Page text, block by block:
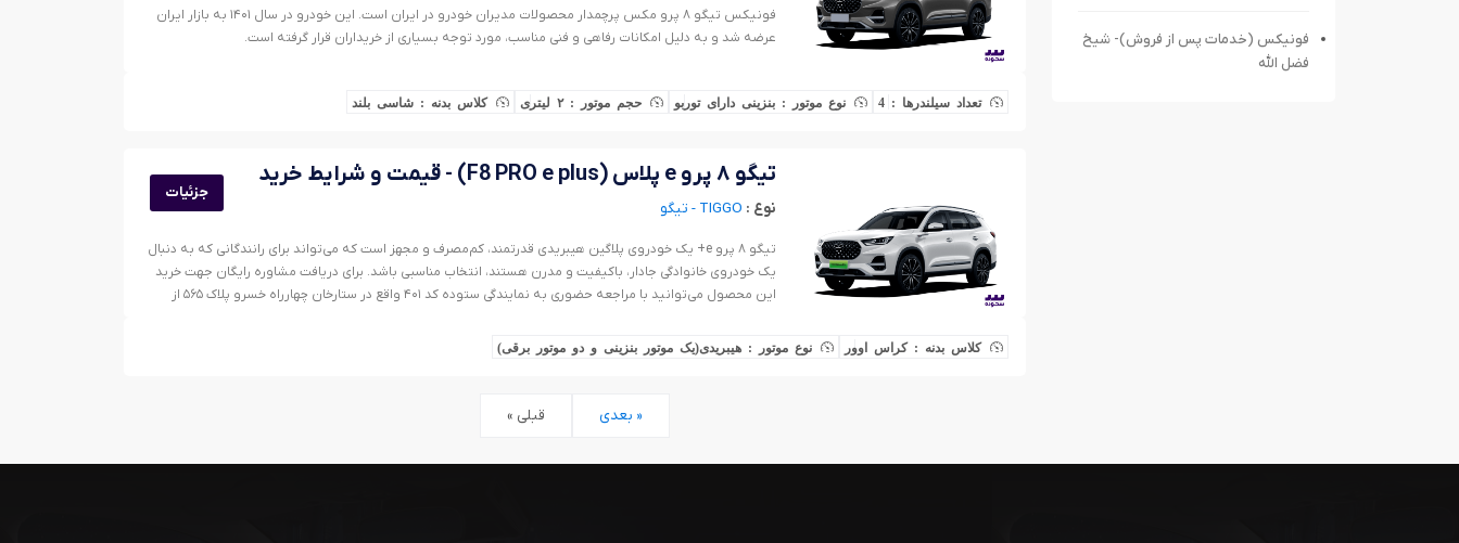
فونیکس (خدمات پس از فروش)- شیخ
فضل الله
فونیکس تیگو ۸ پرو مکس پرچمدار محصولات مدیران خودرو در ایران است. این خودرو در سال ۱۴۰۱ به بازار ایران
عرضه شد و به دلیل امکانات رفاهی و فنی مناسب، مورد توجه بسیاری از خریداران قرار گرفته است.
تعداد سیلندرها : 4 نوع موتور : بنزینی دارای توربو حجم موتور : ۲ لیتری کلاس بدنه : شاسی بلند
جزئیات
تیگو ۸ پرو e پلاس (F8 PRO e plus) - قیمت و شرایط خرید
نوع : TIGGO - تیگو
تیگو ۸ پرو e+ یک خودروی پلاگین هیبریدی قدرتمند، کم‌مصرف و مجهز است که می‌تواند برای رانندگانی که به دنبال
یک خودروی خانوادگی جادار، باکیفیت و مدرن هستند، انتخاب مناسبی باشد. برای دریافت مشاوره رایگان جهت خرید
این محصول می‌توانید با مراجعه حضوری به نمایندگی ستوده کد ۴۰۱ واقع در ستارخان چهارراه خسرو پلاک ۵۶۵ از
کلاس بدنه : کراس اوور نوع موتور : هیبریدی(یک موتور بنزینی و دو موتور برقی)
« قبلی بعدی »